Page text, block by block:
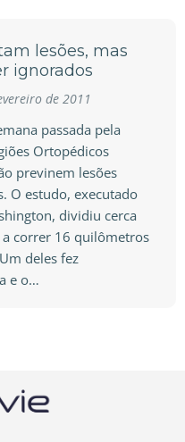
lesões, mas
ignorados
de 2011
passada pela
Ortopédicos
previnem lesões
O estudo, executado
dividiu cerca
correr 16 quilômetros
deles fez
e o…